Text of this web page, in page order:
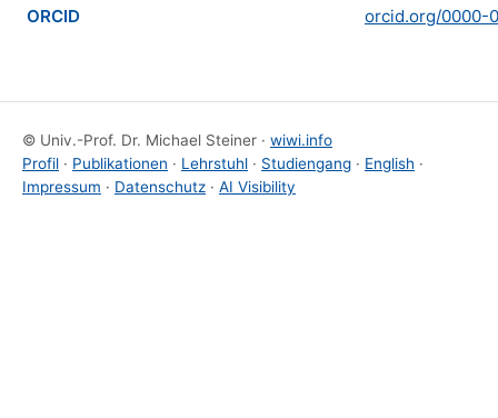
ORCID
orcid.org/0000-
© Univ.-Prof. Dr. Michael Steiner · wiwi.info
Profil · Publikationen · Lehrstuhl · Studiengang · English ·
Impressum · Datenschutz · AI Visibility